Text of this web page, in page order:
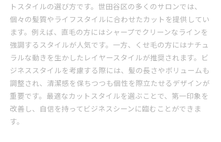
トスタイルの選び方です。世田谷区の多くのサロンでは、
個々の髪質やライフスタイルに合わせたカットを提供してい
ます。例えば、直毛の方にはシャープでクリーンなラインを
強調するスタイルが人気です。一方、くせ毛の方にはナチュ
ラルな動きを生かしたレイヤースタイルが推奨されます。ビ
ジネススタイルを考慮する際には、髪の長さやボリュームも
調整され、清潔感を保ちつつも個性を際立たせるデザインが
重要です。最適なカットスタイルを選ぶことで、第一印象を
改善し、自信を持ってビジネスシーンに臨むことができま
す。